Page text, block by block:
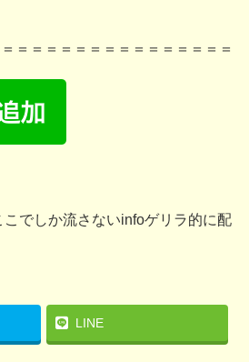
＝＝＝＝＝＝＝＝＝＝＝＝＝＝＝
でしか流さないinfoゲリラ的に配
LINE